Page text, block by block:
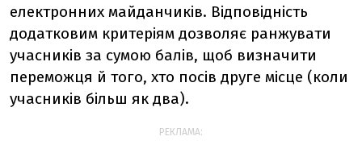
електронних майданчиків. Відповідність
додатковим критеріям дозволяє ранжувати
учасників за сумою балів, щоб визначити
переможця й того, хто посів друге місце (коли
учасників більш як два).
РЕКЛАМА: